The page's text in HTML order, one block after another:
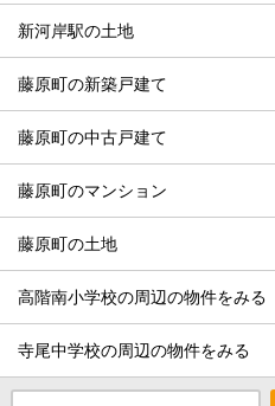
新河岸駅の土地
藤原町の新築戸建て
藤原町の中古戸建て
藤原町のマンション
藤原町の土地
高階南小学校の周辺の物件をみる
寺尾中学校の周辺の物件をみる